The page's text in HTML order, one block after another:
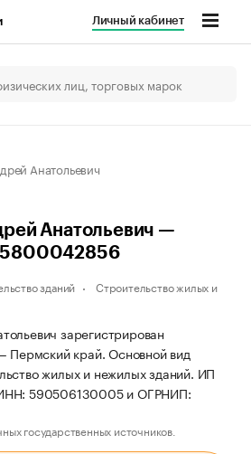
Личный кабинет
Анатольевич
Анатольевич —
зданий
Строительство жилых и
зарегистрирован
Пермский край. Основной вид
жилых и нежилых зданий. ИП
590506130005 и ОГРНИП:
государственных источников.